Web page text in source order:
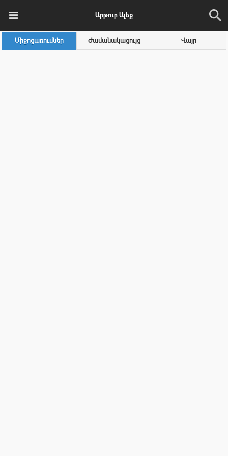
Արթուր Ալեք
Միջոցառումներ Ժամանակացույց Վայր